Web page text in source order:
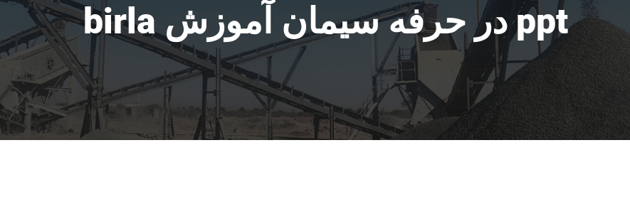
ppt در حرفه سیمان آموزش birla